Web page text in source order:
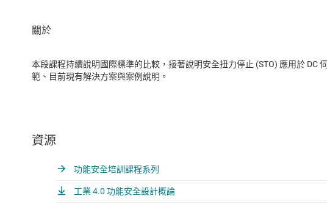
本段課程持續說明國際標準的比較，接著說明安全扭力停止 (STO) 應用於 DC
範、目前現有解決方案與案例說明。
資源
功能安全培訓課程系列
工業 4.0 功能安全設計概論